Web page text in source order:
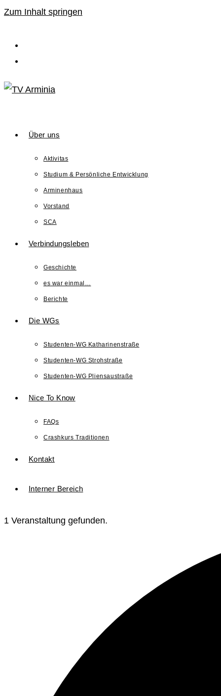
Zum Inhalt springen
Über uns
Aktivitas
Studium & Persönliche Entwicklung
Arminenhaus
Vorstand
SCA
Verbindungsleben
Geschichte
es war einmal…
Berichte
Die WGs
Studenten-WG Katharinenstraße
Studenten-WG Strohstraße
Studenten-WG Pliensaustraße
Nice To Know
FAQs
Crashkurs Traditionen
Kontakt
Interner Bereich
1 Veranstaltung gefunden.